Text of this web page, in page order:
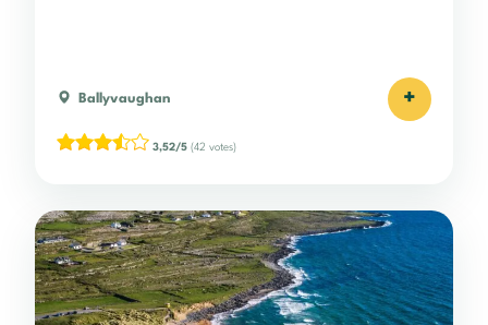
Ballyvaughan +
3,52/5 (42 votes)